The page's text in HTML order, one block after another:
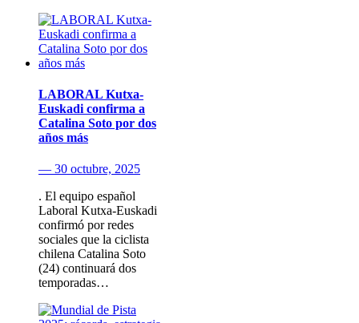
LABORAL Kutxa-
Euskadi confirma a
Catalina Soto por dos
años más
— 30 octubre, 2025
. El equipo español
Laboral Kutxa-Euskadi
confirmó por redes
sociales que la ciclista
chilena Catalina Soto
(24) continuará dos
temporadas…